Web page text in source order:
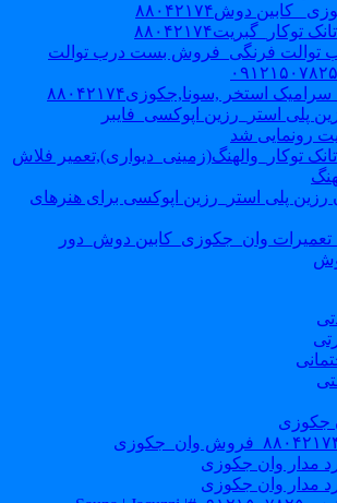
دوش۸۸۰۴۲۱۷۴
فرنگی_فروش بست درب توالت
استخر ,سونا,جکوزی۸۸۰۴۲۱۷۴
استر_رزین اپوکسی_فایبر
رونمایی شد
فلاش
پلی استر_رزین اپوکسی برای هنرهای
وان_جکوزی_کابین دوش_دور
مدار وان جکوزی
مدار وان جکوزی